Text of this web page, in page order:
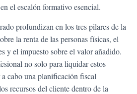
el escalón formativo esencial.
profundizan en los tres pilares de la
la renta de las personas físicas, el
y el impuesto sobre el valor añadido.
no solo para liquidar estos
cabo una planificación fiscal
recursos del cliente dentro de la